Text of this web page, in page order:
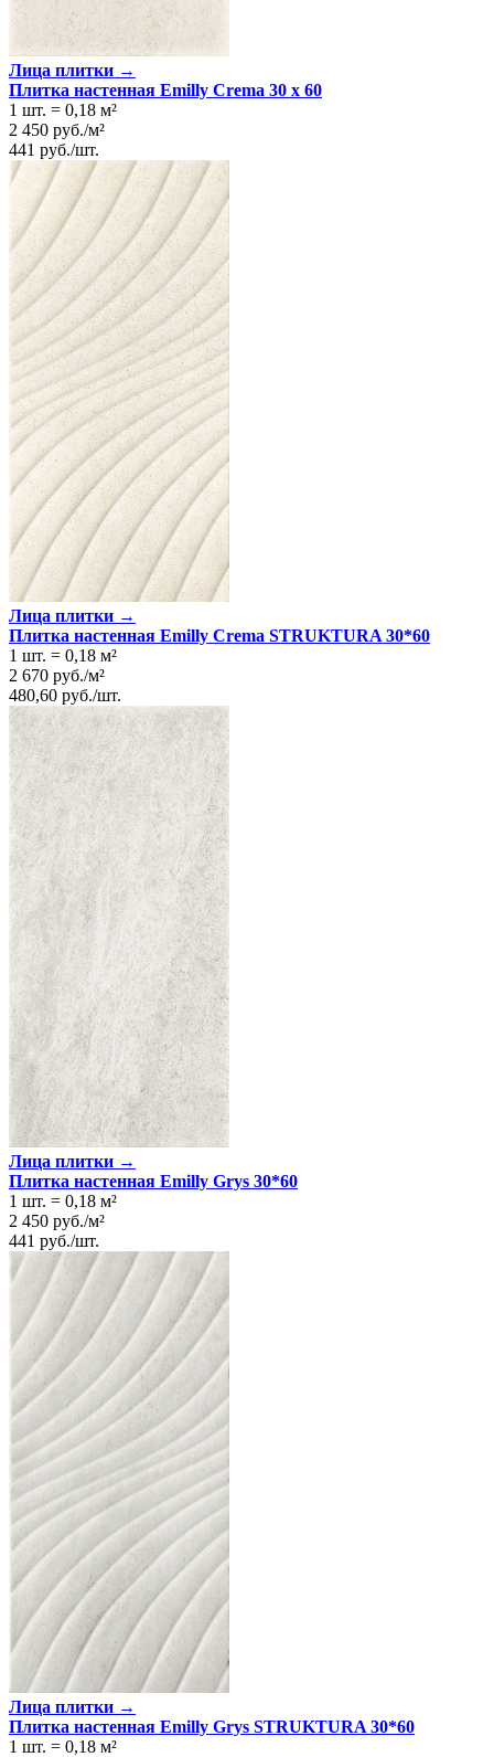
Лица плитки →
Плитка настенная Emilly Crema 30 x 60
1 шт. = 0,18 м²
2 450 руб./м²
441 руб./шт.
Лица плитки →
Плитка настенная Emilly Crema STRUKTURA 30*60
1 шт. = 0,18 м²
2 670 руб./м²
480,60 руб./шт.
Лица плитки →
Плитка настенная Emilly Grys 30*60
1 шт. = 0,18 м²
2 450 руб./м²
441 руб./шт.
Лица плитки →
Плитка настенная Emilly Grys STRUKTURA 30*60
1 шт. = 0,18 м²